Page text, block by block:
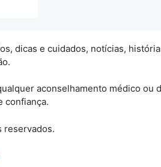
dicas e cuidados, notícias,
aconselhamento médico ou
confiança.
reservados.